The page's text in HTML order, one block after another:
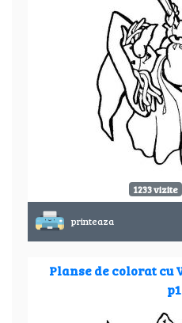
1233 vizite
printeaza
Planse de colorat